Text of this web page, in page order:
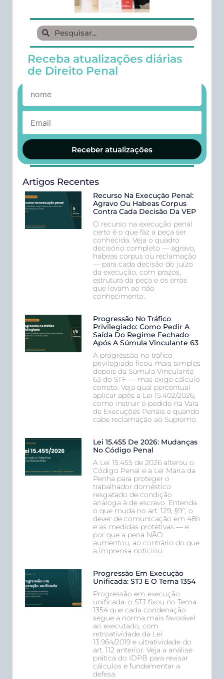
Receba atualizações diárias
de Direito Penal
Receber atualizações
Artigos Recentes
Recurso Na Execução Penal:
Agravo Ou Habeas Corpus
Contra Cada Decisão Da VEP
O recurso na execução penal
certo é o que faz a peça ser
conhecida. Veja o quadro
decisório completo — agravo,
habeas corpus ou reclamação
— para cada decisão do juízo
da execução, com prazos,
estrutura da peça e os erros
que levam ao não
conhecimento.
Progressão No Tráfico
Privilegiado: Como Pedir A
Saída Do Regime Fechado
Após A Súmula Vinculante 63
A progressão no tráfico
privilegiado ficou mais simples
depois da Súmula Vinculante
63 do STF — mas exige cálculo
correto. Veja qual percentual
aplicar após a Lei 15.402/2026,
como instruir o pedido na Vara
de Execuções Penais e quando
cabe reclamação ao Supremo.
Lei 15.455 De 2026: Mudanças
No Código Penal
A Lei 15.455 de 2026 alterou o
Código Penal e a Lei Maria da
Penha para proteger o
trabalhador doméstico
resgatado de condição
análoga à de escravo. Entenda
o que muda no art. 129, §9º, o
dever de comunicação em 48h
e as medidas protetivas — e
por que a pena NÃO
aumentou, ao contrário do que
a imprensa noticiou.
Progressão Em Execução
Unificada: STJ E O Tema 1354
Progressão em execução
unificada: o STJ fixou no Tema
1354 que cada condenação
segue a norma mais favorável
ao executado, com
retroatividade da Lei
13.964/2019 e ultratividade do
art. 112 anterior. Veja a análise
prática do IDPB para revisar
cálculos e fundamentar a
defesa.